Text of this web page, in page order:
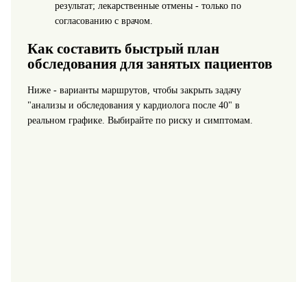
результат; лекарственные отмены - только по
согласованию с врачом.
Как составить быстрый план
обследования для занятых пациентов
Ниже - варианты маршрутов, чтобы закрыть задачу
"анализы и обследования у кардиолога после 40" в
реальном графике. Выбирайте по риску и симптомам.